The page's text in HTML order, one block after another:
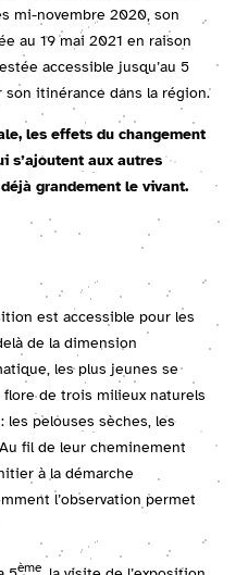
mi-novembre 2020, son
au 19 mai 2021 en raison
accessible jusqu’au 5
son itinérance dans la région.
les effets du changement
s’ajoutent aux autres
grandement le vivant.
est accessible pour les
de la dimension
les plus jeunes se
de trois milieux naturels
les pelouses sèches, les
fil de leur cheminement
à la démarche
l’observation permet
ème